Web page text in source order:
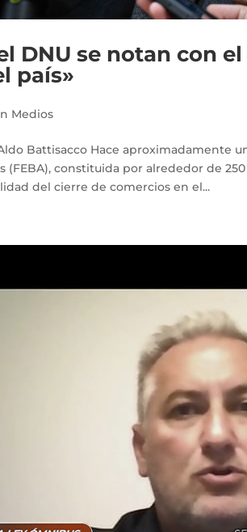
DNU se notan con
país»
Medios
Battisacco Hace aproximadamente
(FEBA), constituida por alrededor de
del cierre de comercios en el...